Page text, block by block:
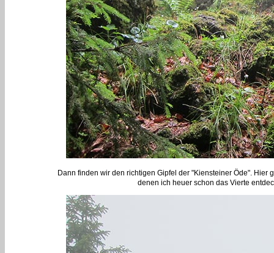
Dann finden wir den richtigen Gipfel der "Kiensteiner Öde".
denen ich heuer schon das Vierte